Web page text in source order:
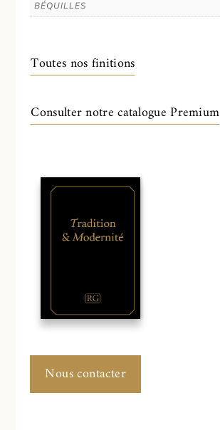
BÉQUILLES
Toutes nos finitions
Consulter notre catalogue Premium
Nous contacter